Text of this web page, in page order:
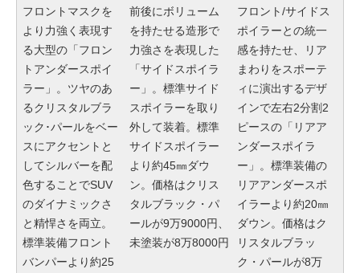
フロントマスクを
より力強く表現す
る大型の「フロン
トアンダースポイ
ラー」。ツヤのあ
るクリスタルブラ
ック･パールをベー
スにアクセントと
してシルバーを配
色することでSUV
のダイナミックさ
と精悍さを両立。
標準装備フロント
バンパーより約25
前後にボリューム
を持たせる造形で
力強さを表現した
「サイドスポイラ
ー」。標準サイド
スポイラーを取り
外して装着。標準
サイドスポイラー
より約45㎜ダウ
ン。価格はクリス
タルブラック・パ
ールが9万9000円、
未塗装が8万8000円
フロント/サイドス
ポイラーとの統一
感を持たせ、リア
まわりをスポーテ
ィに演出するデザ
インで左右2分割2
ピースの「リアア
ンダースポイラ
ー」。標準装備の
リアアンダースポ
イラーより約20㎜
ダウン。価格はク
リスタルブラッ
ク・パールが8万